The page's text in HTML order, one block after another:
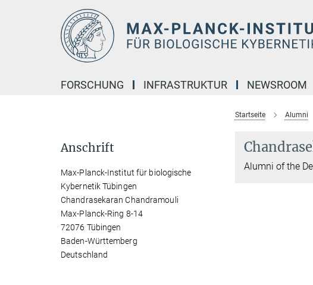
FORSCHUNG INFRASTRUKTUR NEWSROOM
Startseite Alumni
Alumni of the
Anschrift
Max-Planck-Institut für biologische
Kybernetik Tübingen
Chandrasekaran Chandramouli
Max-Planck-Ring 8-14
72076 Tübingen
Baden-Württemberg
Deutschland